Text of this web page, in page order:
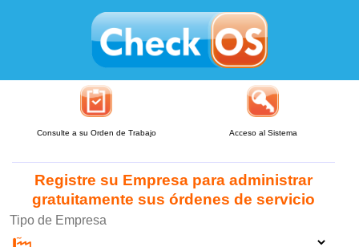
Consulte a su Orden de Trabajo Acceso al Sistema
Registre su Empresa para administrar
gratuitamente sus órdenes de servicio
Tipo de Empresa